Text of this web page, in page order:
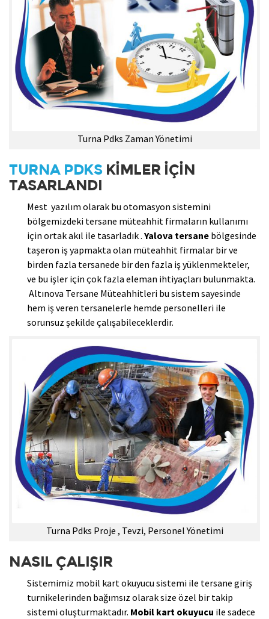
Turna Pdks Zaman Yönetimi
TURNA PDKSKİMLER İÇİN
TASARLANDI
Mest yazılım olarak bu otomasyon sistemini
bölgemizdeki tersane müteahhit firmaların kullanımı
için ortak akıl ile tasarladık . Yalova tersane bölgesinde
taşeron iş yapmakta olan müteahhit firmalar bir ve
birden fazla tersanede bir den fazla iş yüklenmekteler,
ve bu işler için çok fazla eleman ihtiyaçları bulunmakta.
Altınova Tersane Müteahhitleri bu sistem sayesinde
hem iş veren tersanelerle hemde personelleri ile
sorunsuz şekilde çalışabileceklerdir.
Turna Pdks Proje , Tevzi, Personel Yönetimi
NASIL ÇALIŞIR
Sistemimiz mobil kart okuyucu sistemi ile tersane giriş
turnikelerinden bağımsız olarak size özel bir takip
sistemi oluşturmaktadır. Mobil kart okuyucu ile sadece